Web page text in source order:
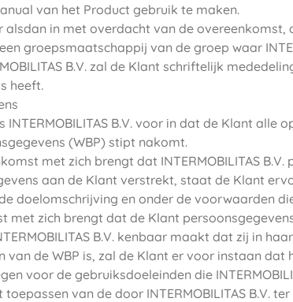
van het Product gebruik te maken.
alsdan in met overdacht van de overeenkomst,
een groepsmaatschappij van de groep waar
B.V. zal de Klant schriftelijk
heeft.
INTERMOBILITAS B.V. voor in dat de Klant
(WBP) stipt nakomt.
met zich brengt dat INTERMOBILITAS
aan de Klant verstrekt, staat de Klant
doelomschrijving en onder de voorwaarden
met zich brengt dat de Klant
B.V. kenbaar maakt dat zij in
van de WBP is, zal de Klant er voor instaan
voor de gebruiksdoeleinden die
van de door INTERMOBILITAS B.V.